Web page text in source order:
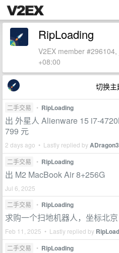
RipLoading
V2EX member
+08:00
切换主
二手交易 • RipLoading
出 外星人 Alienware 15 i7-
799 元
2 days ago • Lastly replied byADragon3
二手交易 • RipLoading
出 M2 MacBook Air 8+256G
Jul 6, 2025
二手交易
• RipLoading
求购一个扫地机器人，坐标北京
Feb 11, 2025 • Lastly replied by
二手交易 • RipLoading